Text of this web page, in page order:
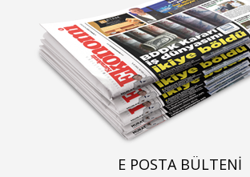
E POSTA BÜLTENİ